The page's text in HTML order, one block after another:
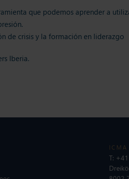
que podemos aprender a
de crisis y la formación en liderazgo
Iberia.
ICMA
T: